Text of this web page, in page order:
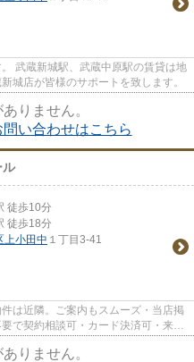
武蔵新城駅、武蔵中原駅の賃貸は地
店が皆様のサポートを致します。
りません。
い合わせはこちら
ル
徒歩10分
徒歩18分
上小田中 １丁目3-41
は近隣。ご案内もスムーズ・当店掲
で契約相談可・カード決済可・来店
りません。